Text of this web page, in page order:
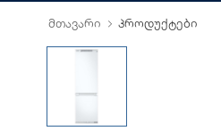
მთავარი პროდუქტები